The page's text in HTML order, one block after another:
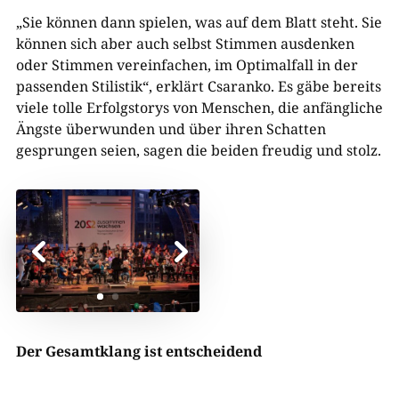
„Sie können dann spielen, was auf dem Blatt steht. Sie
können sich aber auch selbst Stimmen ausdenken
oder Stimmen vereinfachen, im Optimalfall in der
passenden Stilistik“, erklärt Csaranko. Es gäbe bereits
viele tolle Erfolgstorys von Menschen, die anfängliche
Ängste überwunden und über ihren Schatten
gesprungen seien, sagen die beiden freudig und stolz.
Der Gesamtklang ist entscheidend